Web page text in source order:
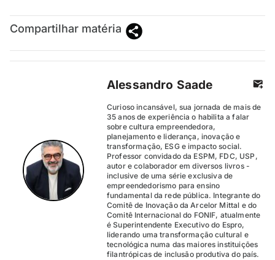
Compartilhar matéria
Alessandro Saade
Curioso incansável, sua jornada de mais de
35 anos de experiência o habilita a falar
sobre cultura empreendedora,
planejamento e liderança, inovação e
transformação, ESG e impacto social.
Professor convidado da ESPM, FDC, USP,
autor e colaborador em diversos livros -
inclusive de uma série exclusiva de
empreendedorismo para ensino
fundamental da rede pública. Integrante do
Comitê de Inovação da Arcelor Mittal e do
Comitê Internacional do FONIF, atualmente
é Superintendente Executivo do Espro,
liderando uma transformação cultural e
tecnológica numa das maiores instituições
filantrópicas de inclusão produtiva do país.